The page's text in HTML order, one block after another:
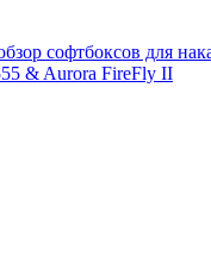
софтбоксов для
& Aurora FireFly II